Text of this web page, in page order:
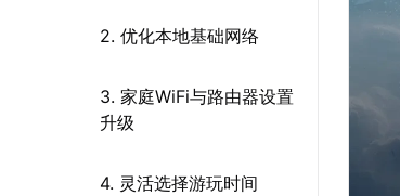
2. 优化本地基础网络
3. 家庭WiFi与路由器设置
升级
4. 灵活选择游玩时间